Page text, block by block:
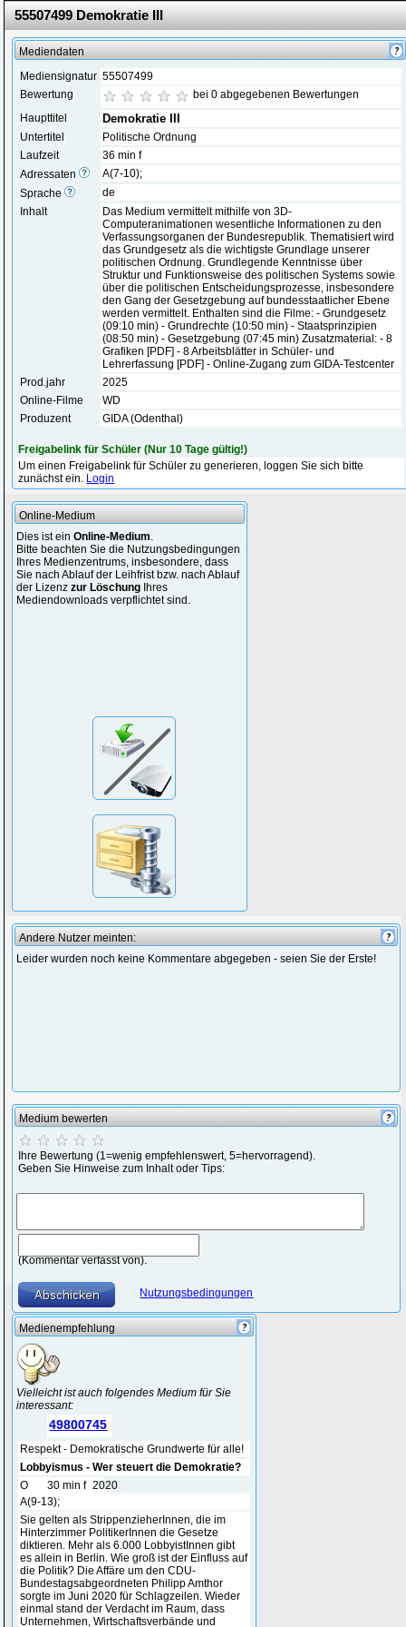
55507499 Demokratie III
Mediendaten
Mediensignatur 55507499
Bewertung
bei 0 abgegebenen Bewertungen
Haupttitel
Demokratie III
Untertitel
Politische Ordnung
Laufzeit
36 min f
Adressaten
A(7-10);
Sprache
de
Inhalt
Das Medium vermittelt mithilfe von 3D-
Computeranimationen wesentliche Informationen zu den
Verfassungsorganen der Bundesrepublik. Thematisiert wird
das Grundgesetz als die wichtigste Grundlage unserer
politischen Ordnung. Grundlegende Kenntnisse über
Struktur und Funktionsweise des politischen Systems sowie
über die politischen Entscheidungsprozesse, insbesondere
den Gang der Gesetzgebung auf bundesstaatlicher Ebene
werden vermittelt. Enthalten sind die Filme: - Grundgesetz
(09:10 min) - Grundrechte (10:50 min) - Staatsprinzipien
(08:50 min) - Gesetzgebung (07:45 min) Zusatzmaterial: - 8
Grafiken [PDF] - 8 Arbeitsblätter in Schüler- und
Lehrerfassung [PDF] - Online-Zugang zum GIDA-Testcenter
Prod.jahr
2025
Online-Filme
WD
Produzent
GIDA (Odenthal)
Freigabelink für Schüler (Nur 10 Tage gültig!)
Um einen Freigabelink für Schüler zu generieren, loggen Sie sich bitte
zunächst ein. Login
Online-Medium
Dies ist einOnline-Medium.
Bitte beachten Sie die Nutzungsbedingungen
Ihres Medienzentrums, insbesondere, dass
Sie nach Ablauf der Leihfrist bzw. nach Ablauf
der Lizenzzur Löschung Ihres
Mediendownloads verpflichtet sind.
Andere Nutzer meinten:
Leider wurden noch keine Kommentare abgegeben - seien Sie der Erste!
Medium bewerten
Ihre Bewertung (1=wenig empfehlenswert, 5=hervorragend).
Geben Sie Hinweise zum Inhalt oder Tips:
(Kommentar verfasst von).
Nutzungsbedingungen
Medienempfehlung
Vielleicht ist auch folgendes Medium für Sie
interessant:
49800745
Respekt - Demokratische Grundwerte für alle!
Lobbyismus - Wer steuert die Demokratie?
O
30 min f 2020
A(9-13);
Sie gelten als StrippenzieherInnen, die im
Hinterzimmer PolitikerInnen die Gesetze
diktieren. Mehr als 6.000 LobbyistInnen gibt
es allein in Berlin. Wie groß ist der Einfluss auf
die Politik? Die Affäre um den CDU-
Bundestagsabgeordneten Philipp Amthor
sorgte im Juni 2020 für Schlagzeilen. Wieder
einmal stand der Verdacht im Raum, dass
Unternehmen, Wirtschaftsverbände und